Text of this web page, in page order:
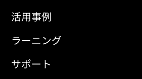
活用事例
ラーニング
サポート